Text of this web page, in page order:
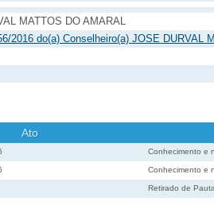
MATTOS DO AMARAL
2016 do(a) Conselheiro(a) JOSE DURVAL
Ato
Conhecimento e
Conhecimento e
Retirado de